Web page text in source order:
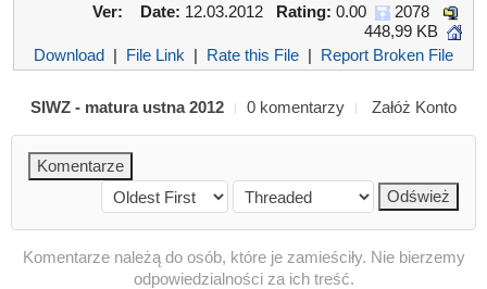
Ver:
Date: 12.03.2012 Rating: 0.00
2078
448,99 KB
Download | File Link | Rate this File | Report Broken File
SIWZ - matura ustna 2012 0 komentarzy Załóż Konto
Komentarze należą do osób, które je zamieściły. Nie bierzemy
odpowiedzialności za ich treść.